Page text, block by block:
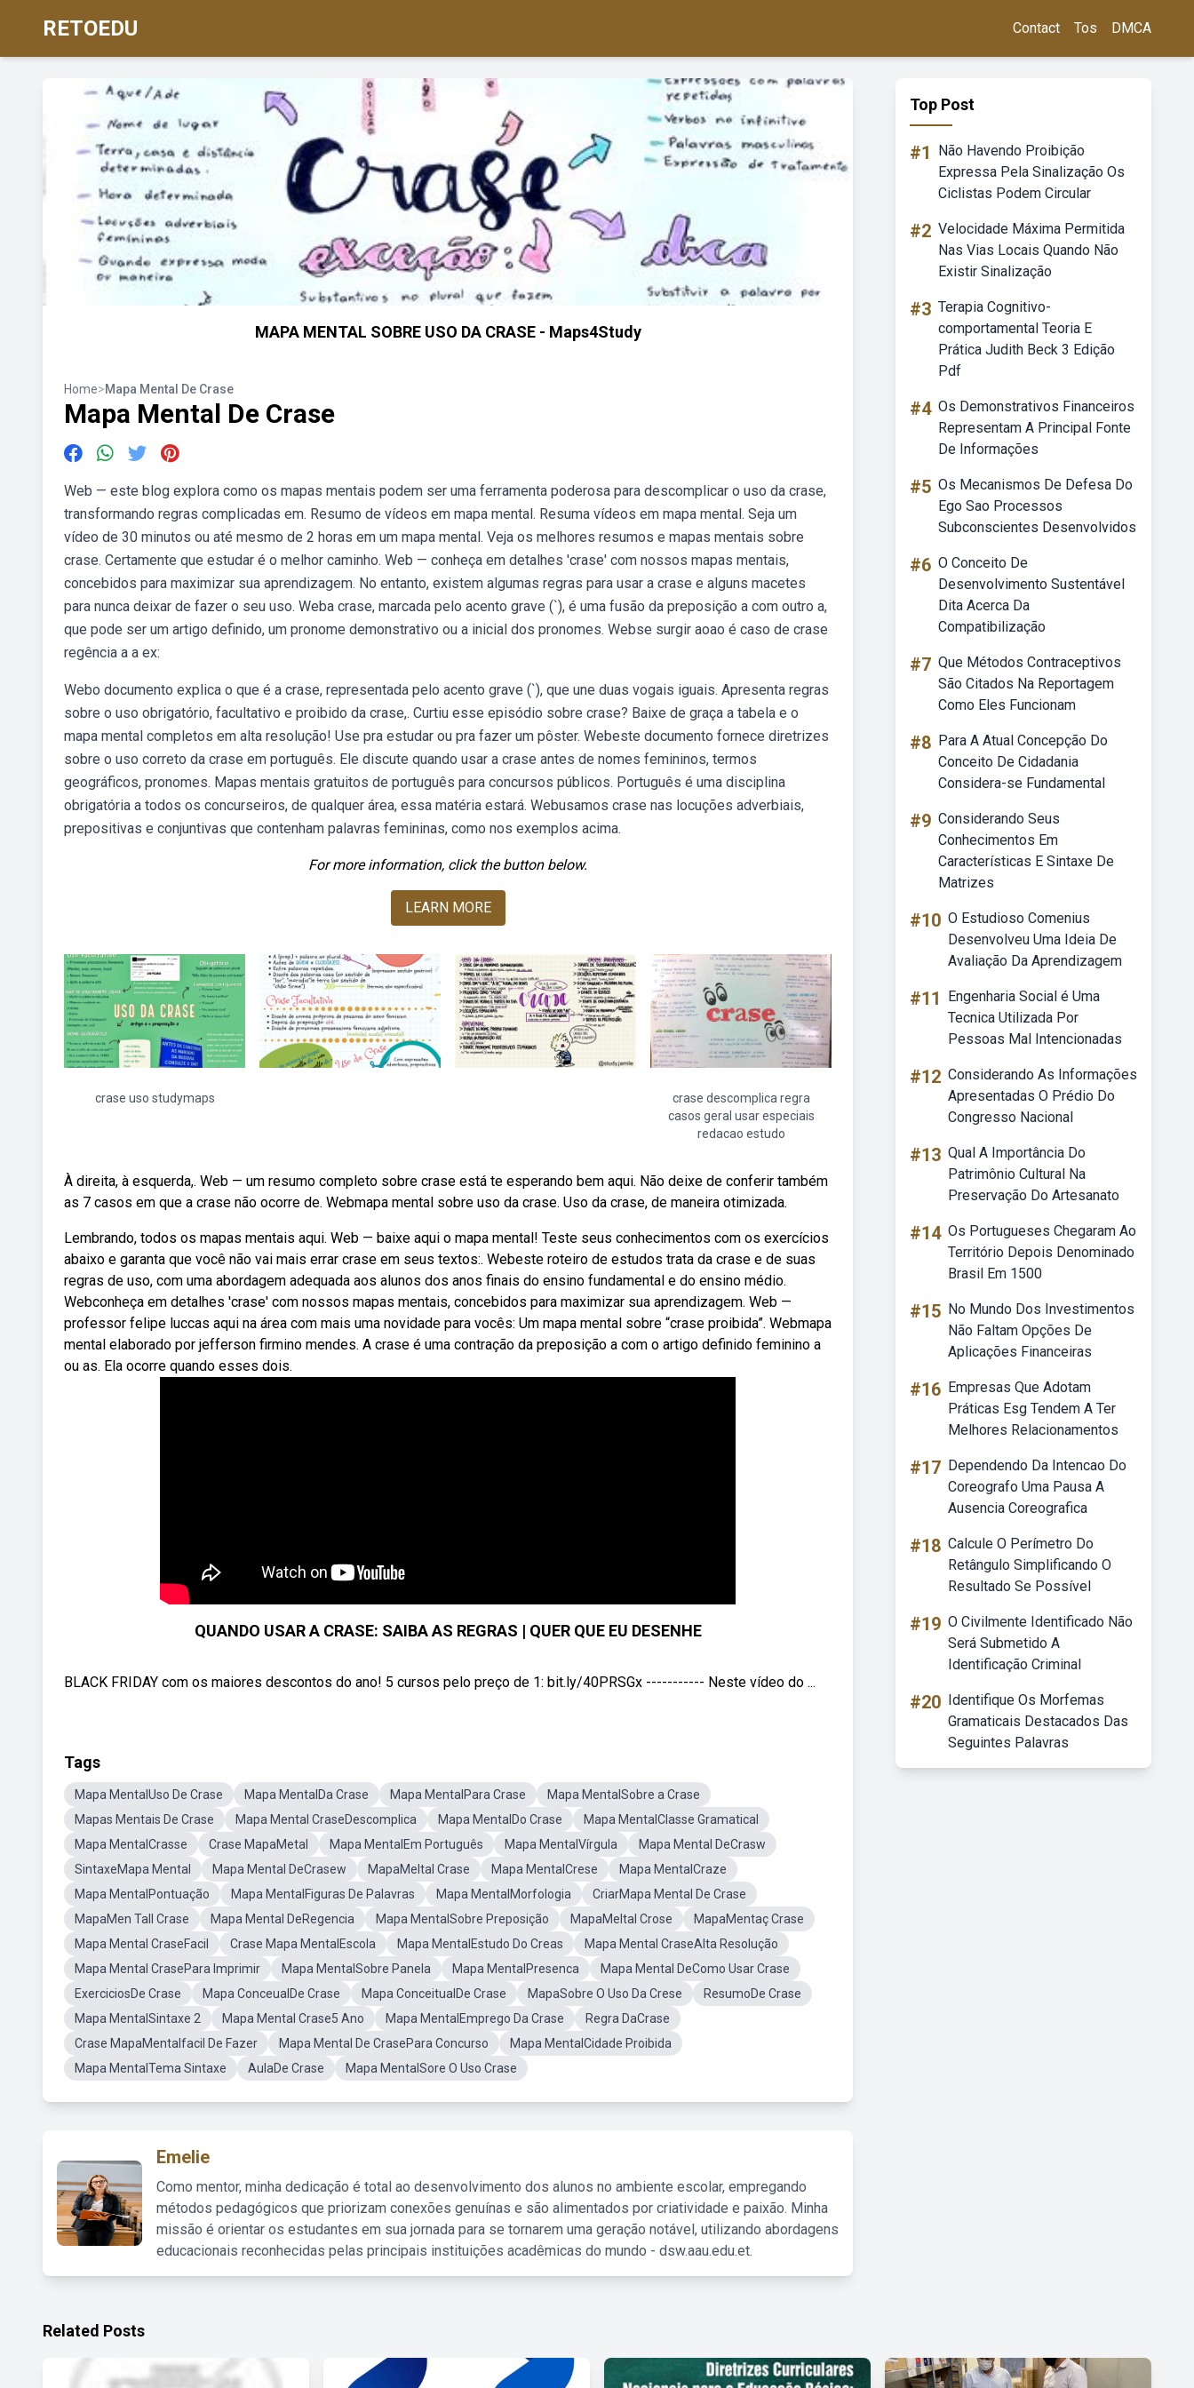
RETOEDU Contact Tos DMCA
MAPA MENTAL SOBRE USO DA CRASE - Maps4Study
Home>Mapa Mental De Crase
Mapa Mental De Crase
Web — este blog explora como os mapas mentais podem ser uma ferramenta poderosa para descomplicar o uso da crase,
transformando regras complicadas em. Resumo de vídeos em mapa mental. Resuma vídeos em mapa mental. Seja um
vídeo de 30 minutos ou até mesmo de 2 horas em um mapa mental. Veja os melhores resumos e mapas mentais sobre
crase. Certamente que estudar é o melhor caminho. Web — conheça em detalhes 'crase' com nossos mapas mentais,
concebidos para maximizar sua aprendizagem. No entanto, existem algumas regras para usar a crase e alguns macetes
para nunca deixar de fazer o seu uso. Weba crase, marcada pelo acento grave (`), é uma fusão da preposição a com outro a,
que pode ser um artigo definido, um pronome demonstrativo ou a inicial dos pronomes. Webse surgir aoao é caso de crase
regência a a ex:
Webo documento explica o que é a crase, representada pelo acento grave (`), que une duas vogais iguais. Apresenta regras
sobre o uso obrigatório, facultativo e proibido da crase,. Curtiu esse episódio sobre crase? Baixe de graça a tabela e o
mapa mental completos em alta resolução! Use pra estudar ou pra fazer um pôster. Webeste documento fornece diretrizes
sobre o uso correto da crase em português. Ele discute quando usar a crase antes de nomes femininos, termos
geográficos, pronomes. Mapas mentais gratuitos de português para concursos públicos. Português é uma disciplina
obrigatória a todos os concurseiros, de qualquer área, essa matéria estará. Webusamos crase nas locuções adverbiais,
prepositivas e conjuntivas que contenham palavras femininas, como nos exemplos acima.
For more information, click the button below.
LEARN MORE
crase uso studymaps
crase descomplica regra
casos geral usar especiais
redacao estudo
À direita, à esquerda,. Web — um resumo completo sobre crase está te esperando bem aqui. Não deixe de conferir também
as 7 casos em que a crase não ocorre de. Webmapa mental sobre uso da crase. Uso da crase, de maneira otimizada.
Lembrando, todos os mapas mentais aqui. Web — baixe aqui o mapa mental! Teste seus conhecimentos com os exercícios
abaixo e garanta que você não vai mais errar crase em seus textos:. Webeste roteiro de estudos trata da crase e de suas
regras de uso, com uma abordagem adequada aos alunos dos anos finais do ensino fundamental e do ensino médio.
Webconheça em detalhes 'crase' com nossos mapas mentais, concebidos para maximizar sua aprendizagem. Web —
professor felipe luccas aqui na área com mais uma novidade para vocês: Um mapa mental sobre “crase proibida”. Webmapa
mental elaborado por jefferson firmino mendes. A crase é uma contração da preposição a com o artigo definido feminino a
ou as. Ela ocorre quando esses dois.
QUANDO USAR A CRASE: SAIBA AS REGRAS | QUER QUE EU DESENHE
BLACK FRIDAY com os maiores descontos do ano! 5 cursos pelo preço de 1: bit.ly/40PRSGx ----------- Neste vídeo do ...
Tags
Mapa MentalUso De Crase Mapa MentalDa Crase Mapa MentalPara Crase
Mapa MentalSobre a Crase
Mapas Mentais De Crase
Mapa Mental CraseDescomplica Mapa MentalDo Crase
Mapa MentalClasse Gramatical
Mapa MentalCrasse
Crase MapaMetal Mapa MentalEm Português Mapa MentalVírgula
Mapa Mental DeCrasw
SintaxeMapa Mental
Mapa Mental DeCrasew MapaMeltal Crase Mapa MentalCrese
Mapa MentalCraze
Mapa MentalPontuação
Mapa MentalFiguras De Palavras Mapa MentalMorfologia
CriarMapa Mental De Crase
MapaMen Tall Crase
Mapa Mental DeRegencia Mapa MentalSobre Preposição MapaMeltal Crose
MapaMentaç Crase
Mapa Mental CraseFacil
Crase Mapa MentalEscola Mapa MentalEstudo Do Creas
Mapa Mental CraseAlta Resolução
Mapa Mental CrasePara Imprimir
Mapa MentalSobre Panela Mapa MentalPresenca
Mapa Mental DeComo Usar Crase
ExerciciosDe Crase
Mapa ConceualDe Crase Mapa ConceitualDe Crase MapaSobre O Uso Da Crese
ResumoDe Crase
Mapa MentalSintaxe 2
Mapa Mental Crase5 Ano Mapa MentalEmprego Da Crase
Regra DaCrase
Crase MapaMentalfacil De Fazer
Mapa Mental De CrasePara Concurso
Mapa MentalCidade Proibida
Mapa MentalTema Sintaxe
AulaDe Crase Mapa MentalSore O Uso Crase
Emelie
Como mentor, minha dedicação é total ao desenvolvimento dos alunos no ambiente escolar, empregando
métodos pedagógicos que priorizam conexões genuínas e são alimentados por criatividade e paixão. Minha
missão é orientar os estudantes em sua jornada para se tornarem uma geração notável, utilizando abordagens
educacionais reconhecidas pelas principais instituições acadêmicas do mundo - dsw.aau.edu.et.
Top Post
#1
Não Havendo Proibição
Expressa Pela Sinalização Os
Ciclistas Podem Circular
#2 Velocidade Máxima Permitida
Nas Vias Locais Quando Não
Existir Sinalização
#3 Terapia Cognitivo-
comportamental Teoria E
Prática Judith Beck 3 Edição
Pdf
#4 Os Demonstrativos Financeiros
Representam A Principal Fonte
De Informações
#5 Os Mecanismos De Defesa Do
Ego Sao Processos
Subconscientes Desenvolvidos
#6 O Conceito De
Desenvolvimento Sustentável
Dita Acerca Da
Compatibilização
#7 Que Métodos Contraceptivos
São Citados Na Reportagem
Como Eles Funcionam
#8 Para A Atual Concepção Do
Conceito De Cidadania
Considera-se Fundamental
#9 Considerando Seus
Conhecimentos Em
Características E Sintaxe De
Matrizes
#10 O Estudioso Comenius
Desenvolveu Uma Ideia De
Avaliação Da Aprendizagem
#11
Engenharia Social é Uma
Tecnica Utilizada Por
Pessoas Mal Intencionadas
#12 Considerando As Informações
Apresentadas O Prédio Do
Congresso Nacional
#13 Qual A Importância Do
Patrimônio Cultural Na
Preservação Do Artesanato
#14 Os Portugueses Chegaram Ao
Território Depois Denominado
Brasil Em 1500
#15 No Mundo Dos Investimentos
Não Faltam Opções De
Aplicações Financeiras
#16 Empresas Que Adotam
Práticas Esg Tendem A Ter
Melhores Relacionamentos
#17 Dependendo Da Intencao Do
Coreografo Uma Pausa A
Ausencia Coreografica
#18 Calcule O Perímetro Do
Retângulo Simplificando O
Resultado Se Possível
#19 O Civilmente Identificado Não
Será Submetido A
Identificação Criminal
#20 Identifique Os Morfemas
Gramaticais Destacados Das
Seguintes Palavras
Related Posts